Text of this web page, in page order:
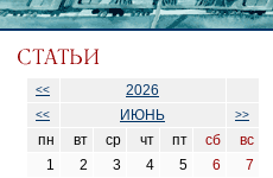
<< 2026
<< ИЮНЬ >>
пн вт ср чт пт сб
вс
1
2 3 4 5 6
7